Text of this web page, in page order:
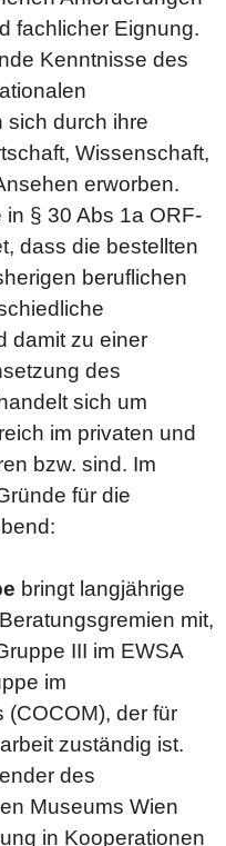
fachlicher Eignung.
Kenntnisse des
sich durch ihre
Wissenschaft,
erworben.
§ 30 Abs 1a ORF-
dass die bestellten
beruflichen
damit zu einer
des
sich um
im privaten und
bzw. sind. Im
für die
bringt langjährige
mit,
III im EWSA
im
der für
zuständig ist.
des
Museums Wien
in Kooperationen